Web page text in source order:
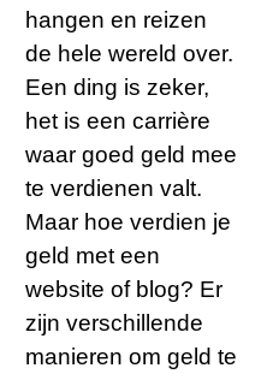
hangen en reizen
de hele wereld over.
Een ding is zeker,
het is een carrière
waar goed geld mee
te verdienen valt.
Maar hoe verdien je
geld met een
website of blog? Er
zijn verschillende
manieren om geld te